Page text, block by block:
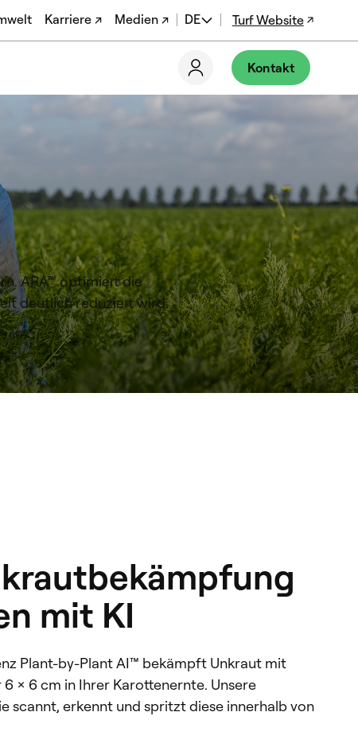
Turf Website
Karriere ↗ Medien ↗ DE
PT-BR
Kontakt
ARA™ optimiert die
deutlich reduziert wird.
mit KI
Plant-by-Plant AI™ bekämpft Unkraut mit
x 6 cm in Ihrer Karottenernte. Unsere
scannt, erkennt und spritzt diese innerhalb von